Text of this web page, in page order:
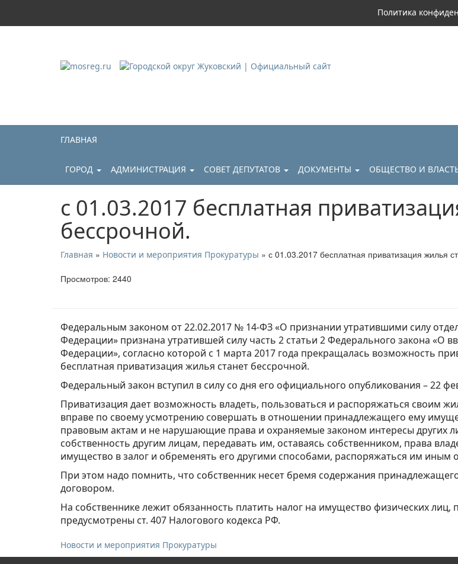
Политика
ГЛАВНАЯ
ГОРОД АДМИНИСТРАЦИЯ СОВЕТ ДЕПУТАТОВ ДОКУМЕНТЫ ОБЩЕСТВО И
с 01.03.2017 бесплатная
бессрочной.
Главная » Новости и мероприятия Прокуратуры » с 01.03.2017 бесплатная приватизация жилья
Просмотров: 2440
Федеральным законом от 22.02.2017 № 14-ФЗ «О признании утратившими силу
Федерации» признана утратившей силу часть 2 статьи 2 Федерального закона «О
Федерации», согласно которой с 1 марта 2017 года прекращалась возможность
бесплатная приватизация жилья станет бессрочной.
Федеральный закон вступил в силу со дня его официального опубликования – 22
Приватизация дает возможность владеть, пользоваться и распоряжаться своим
вправе по своему усмотрению совершать в отношении принадлежащего ему
правовым актам и не нарушающие права и охраняемые законом интересы других
собственность другим лицам, передавать им, оставаясь собственником, права
имущество в залог и обременять его другими способами, распоряжаться им иным
При этом надо помнить, что собственник несет бремя содержания
договором.
На собственнике лежит обязанность платить налог на имущество физических лиц,
предусмотрены ст. 407 Налогового кодекса РФ.
Новости и мероприятия Прокуратуры